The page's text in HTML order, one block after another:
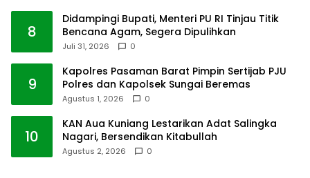
8
Didampingi Bupati, Menteri PU RI Tinjau Titik
Bencana Agam, Segera Dipulihkan
Juli 31, 2026 0
9
Kapolres Pasaman Barat Pimpin Sertijab PJU
Polres dan Kapolsek Sungai Beremas
Agustus 1, 2026 0
10
KAN Aua Kuniang Lestarikan Adat Salingka
Nagari, Bersendikan Kitabullah
Agustus 2, 2026 0